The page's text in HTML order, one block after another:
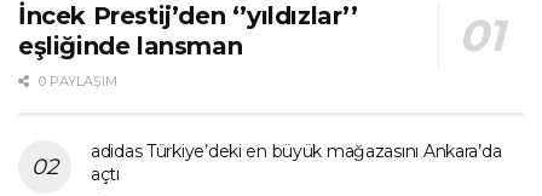
İncek Prestij’den ‘’yıldızlar’’
eşliğinde lansman
0 PAYLAŞIM
adidas Türkiye’deki en büyük mağazasını Ankara’da
açtı